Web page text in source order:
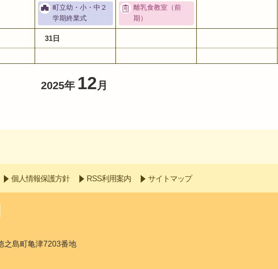
町立幼・小・中２
学期終業式
離乳食教室（前
期）
31日
2025年 12月
個人情報保護方針 RSS利用案内 サイトマップ
島町亀津7203番地